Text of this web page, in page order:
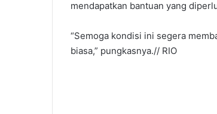
mendapatkan bantuan yang
“Semoga kondisi ini segera
biasa,” pungkasnya.// RIO